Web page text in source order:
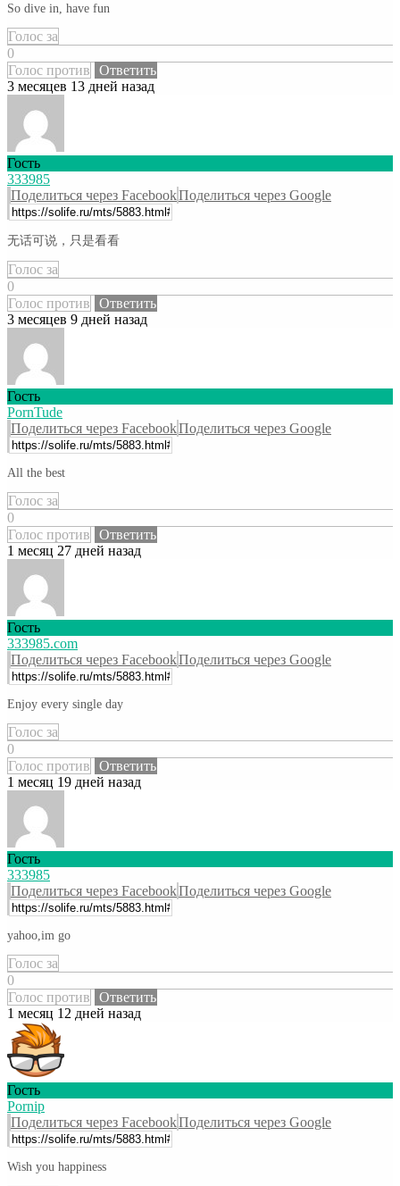
So dive in, have fun
Голос за
0
Голос против
Ответить
3 месяцев 13 дней назад
Гость
333985
Поделиться через FacebookПоделиться через Google
无话可说，只是看看
Голос за
0
Голос против
Ответить
3 месяцев 9 дней назад
Гость
PornTude
Поделиться через FacebookПоделиться через Google
All the best
Голос за
0
Голос против
Ответить
1 месяц 27 дней назад
Гость
333985.com
Поделиться через FacebookПоделиться через Google
Enjoy every single day
Голос за
0
Голос против
Ответить
1 месяц 19 дней назад
Гость
333985
Поделиться через FacebookПоделиться через Google
yahoo,im go
Голос за
0
Голос против
Ответить
1 месяц 12 дней назад
Гость
Pornip
Поделиться через FacebookПоделиться через Google
Wish you happiness